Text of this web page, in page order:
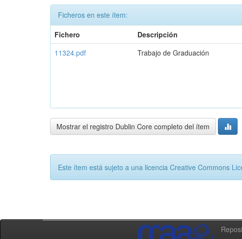
Ficheros en este ítem:
Fichero
Descripción
11324.pdf
Trabajo de Graduación
Mostrar el registro Dublin Core completo del ítem
Este ítem está sujeto a una licencia Creative Commons